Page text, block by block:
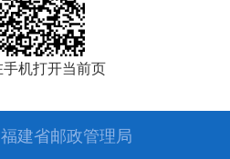
机打开当前页
建省邮政管理局